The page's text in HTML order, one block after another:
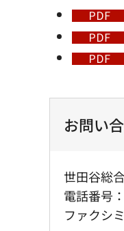
お問い
世田谷総
電話番号
ファクシ